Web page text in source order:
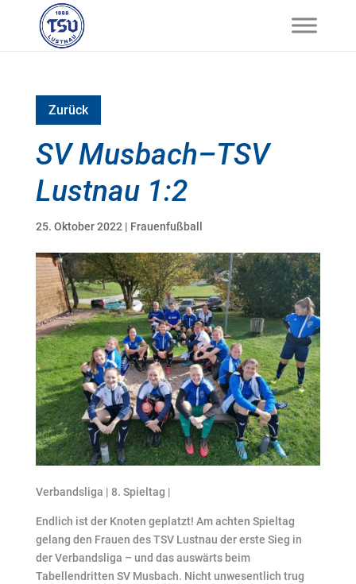
Zurück
SV Musbach–TSV
Lustnau 1:2
25. Oktober 2022 | Frauenfußball
Verbandsliga | 8. Spieltag |
Endlich ist der Knoten geplatzt! Am achten Spieltag
gelang den Frauen des TSV Lustnau der erste Sieg in
der Verbandsliga – und das auswärts beim
Tabellendritten SV Musbach. Nicht unwesentlich trug